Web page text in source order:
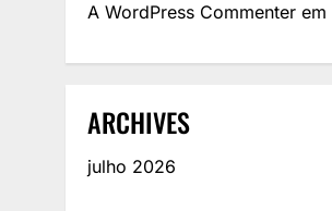
A WordPress Commenter em
ARCHIVES
julho 2026